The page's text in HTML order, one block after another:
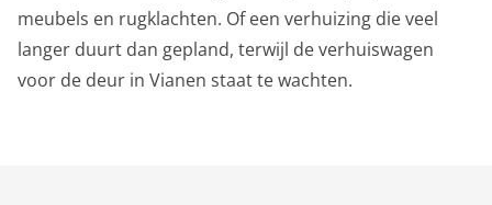
meubels en rugklachten. Of een verhuizing die veel
langer duurt dan gepland, terwijl de verhuiswagen
voor de deur in Vianen staat te wachten.